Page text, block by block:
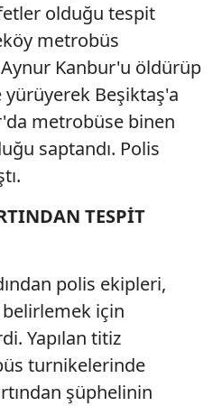
olduğu tespit
metrobüs
Aynur Kanbur'u öldürüp
Beşiktaş'a
metrobüse binen
saptandı. Polis
TESPİT
polis ekipleri,
için
Yapılan titiz
turnikelerinde
şüphelinin